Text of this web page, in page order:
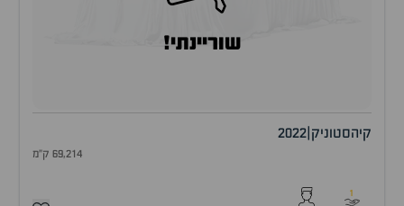
שוריינתי!
קיהסטוניק 2022
69,214 ק"מ
1